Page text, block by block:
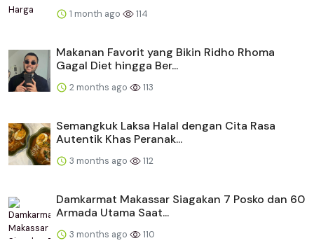
1 month ago 114
Makanan Favorit yang Bikin Ridho Rhoma
Gagal Diet hingga Ber...
2 months ago 113
Semangkuk Laksa Halal dengan Cita Rasa
Autentik Khas Peranak...
3 months ago 112
Damkarmat Makassar Siagakan 7 Posko dan 60
Armada Utama Saat...
3 months ago 110